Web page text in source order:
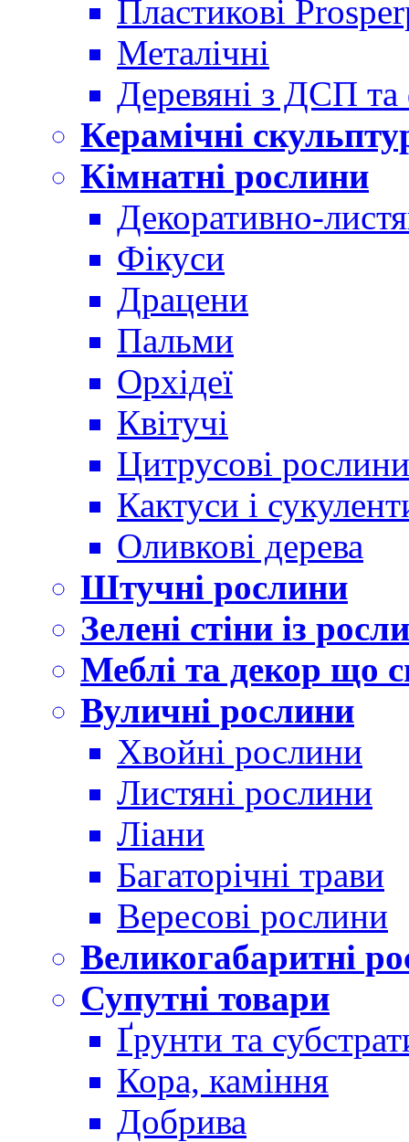
Пластикові
Металічні
Деревяні з ДСП
Керамічні
Кімнатні рослини
Декоративно-
Фікуси
Драцени
Пальми
Орхідеї
Квітучі
Цитрусові рослини
Кактуси і
Оливкові дерева
Штучні рослини
Зелені стіни із
Меблі та декор що
Вуличні рослини
Хвойні рослини
Листяні рослини
Ліани
Багаторічні трави
Вересові рослини
Великогабаритні
Супутні товари
Ґрунти та
Кора, каміння
Добрива